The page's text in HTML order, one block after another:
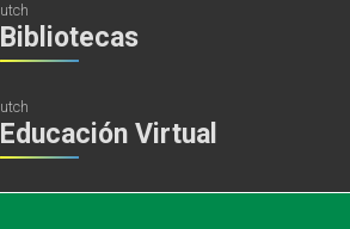
utch
Bibliotecas
utch
Educación Virtual